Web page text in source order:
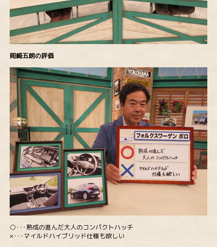
岡崎五朗の評価
○･･･熟成の進んだ大人のコンパクトハッチ
×･･･マイルドハイブリッド仕様も欲しい